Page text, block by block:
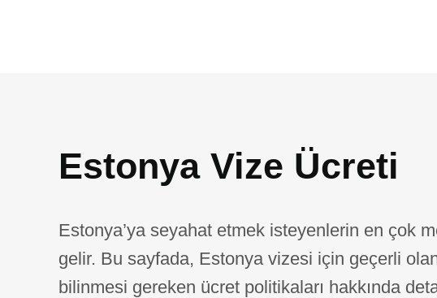
Estonya Vize Ücreti
Estonya’ya seyahat etmek isteyenlerin en çok
gelir. Bu sayfada, Estonya vizesi için geçerli
bilinmesi gereken ücret politikaları hakkında